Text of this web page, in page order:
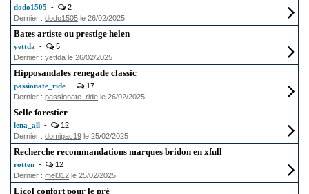
dodo1505 -
2
Dernier : dodo1505 le 26/02/2025
Bates artiste ou prestige helen
yettda -
5
Dernier : yettda le 26/02/2025
Hipposandales renegade classic
passionate_ride -
17
Dernier : passionate_ride le 26/02/2025
Selle forestier
lena_all -
12
Dernier : domipac19 le 25/02/2025
Recherche recommandations marques bridon en xfull
rotten -
12
Dernier : mel312 le 25/02/2025
Licol confort pour le pré